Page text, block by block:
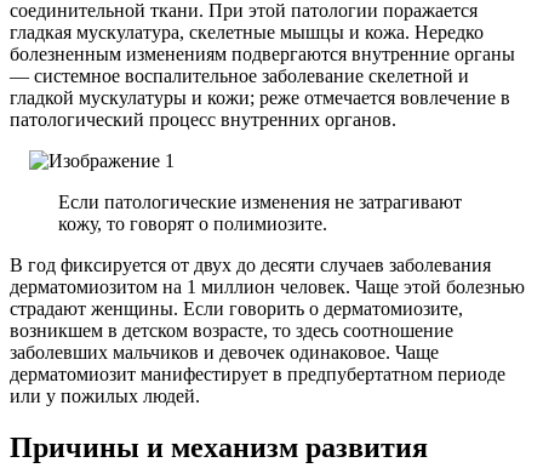
соединительной ткани. При этой патологии поражается
гладкая мускулатура, скелетные мышцы и кожа. Нередко
болезненным изменениям подвергаются внутренние органы
— системное воспалительное заболевание скелетной и
гладкой мускулатуры и кожи; реже отмечается вовлечение в
патологический процесс внутренних органов.
Если патологические изменения не затрагивают
кожу, то говорят о полимиозите.
В год фиксируется от двух до десяти случаев заболевания
дерматомиозитом на 1 миллион человек. Чаще этой болезнью
страдают женщины. Если говорить о дерматомиозите,
возникшем в детском возрасте, то здесь соотношение
заболевших мальчиков и девочек одинаковое. Чаще
дерматомиозит манифестирует в предпубертатном периоде
или у пожилых людей.
Причины и механизм развития